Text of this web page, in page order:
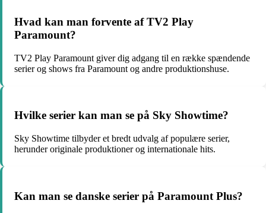
Hvad kan man forvente af TV2 Play
Paramount?
TV2 Play Paramount giver dig adgang til en række spændende
serier og shows fra Paramount og andre produktionshuse.
Hvilke serier kan man se på Sky Showtime?
Sky Showtime tilbyder et bredt udvalg af populære serier,
herunder originale produktioner og internationale hits.
Kan man se danske serier på Paramount Plus?